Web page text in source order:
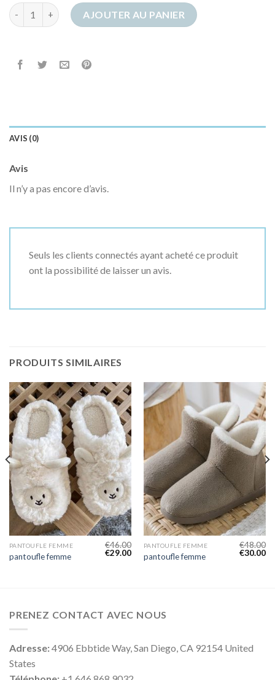
quantité de pantoufle femmeAJOUTER AU PANIER
AVIS (0)
Avis
Il n’y a pas encore d’avis.
Seuls les clients connectés ayant acheté ce produit
ont la possibilité de laisser un avis.
PRODUITS SIMILAIRES
PANTOUFLE FEMME
pantoufle femme
€46.00
€29.00
PANTOUFLE FEMME
pantoufle femme
€48.00
€30.00
PRENEZ CONTACT AVEC NOUS
Adresse:4906 Ebbtide Way, San Diego, CA 92154 United
States